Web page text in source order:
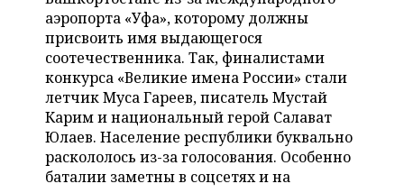
КОМУ ПРИНАДЛЕЖАТ
ТОРГОВЫЕ ЦЕНТРЫ
ТАТАРСТАНА
БЮДЖЕТ
ИНВЕСТИЦИИ
МАШИНОСТРОЕНИЕ
НЕФТЕХИМИЯ
НЕФТЬ
ОПК
ЭНЕРГЕТИКА
НОВОСТИ АВТО
БИЗНЕС
НОВОСТИ БИЗНЕСА
РОЗНИЧНАЯ ТОРГОВЛЯ
ТРАНСПОРТ
УСЛУГИ
ТЕХНОЛОГИИ
НОВОСТИ ТЕХНОЛОГИЙ
МЕДИА
МЕРОПРИЯТИЯ
НОВОСТИ МЕРОПРИЯТИЙ
ВЫЕЗДНАЯ РЕДАКЦИЯ
СПОРТ
НОВОСТИ СПОРТА
ОБЩЕСТВО
аэропорта «Уфа», которому должны
присвоить имя выдающегося
соотечественника. Так, финалистами
конкурса «Великие имена России» стали
летчик Муса Гареев, писатель Мустай
Карим и национальный герой Салават
Юлаев. Население республики буквально
раскололось из-за голосования. Особенно
баталии заметны в соцсетях и на